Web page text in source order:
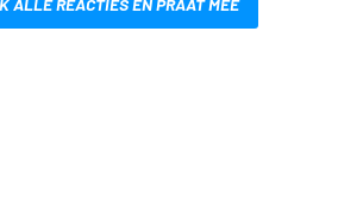
ALLE REACTIES EN PRAAT MEE